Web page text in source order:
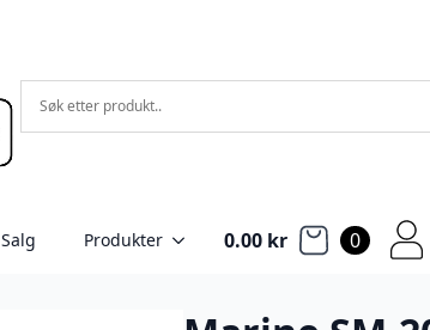
Salg Produkter 0.00 kr 0